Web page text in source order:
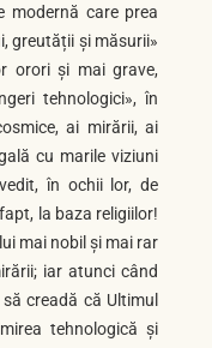
modernă care prea
greutății și măsurii»
orori și mai grave,
tehnologici», în
ai mirării, ai
cu marile viziuni
în ochii lor, de
la baza religiilor!
mai nobil și mai rar
iar atunci când
creadă că Ultimul
tehnologică și